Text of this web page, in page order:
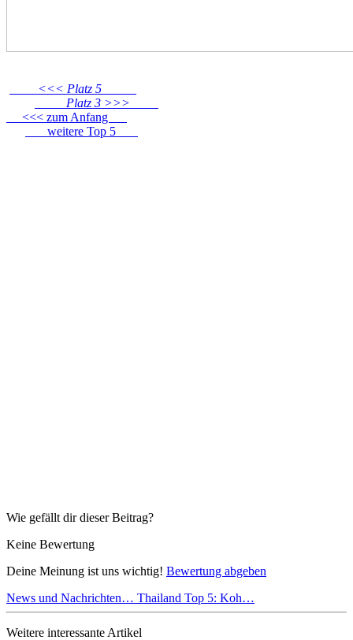
<<< Platz 5
Platz 3 >>>
<<< zum Anfang
weitere Top 5
Wie gefällt dir dieser Beitrag?
Keine Bewertung
Deine Meinung ist uns wichtig! Bewertung abgeben
News und Nachrichten… Thailand Top 5: Koh…
Weitere interessante Artikel